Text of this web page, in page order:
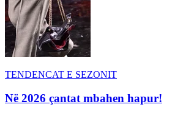
TENDENCAT E SEZONIT
Në 2026 çantat mbahen hapur!